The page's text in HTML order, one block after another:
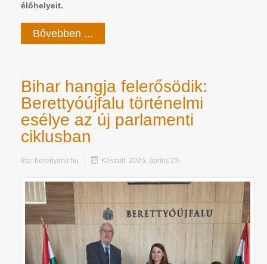
élőhelyeit.
Bővebben ...
Bihar hangja felerősödik:
Berettyóújfalu történelmi
esélye az új parlamenti
ciklusban
Írta: berettyohir.hu Készült: 2026. április 23.